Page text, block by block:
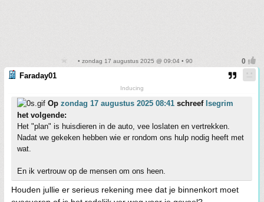
• zondag 17 augustus 2025 @ 09:04 • 90
Faraday01
Inducing
Op zondag 17 augustus 2025 08:41 schreef Isegrim
het volgende:
Het "plan" is huisdieren in de auto, vee loslaten en vertrekken.
Nadat we gekeken hebben wie er rondom ons hulp nodig heeft met
wat.
En ik vertrouw op de mensen om ons heen.
Houden jullie er serieus rekening mee dat je binnenkort moet